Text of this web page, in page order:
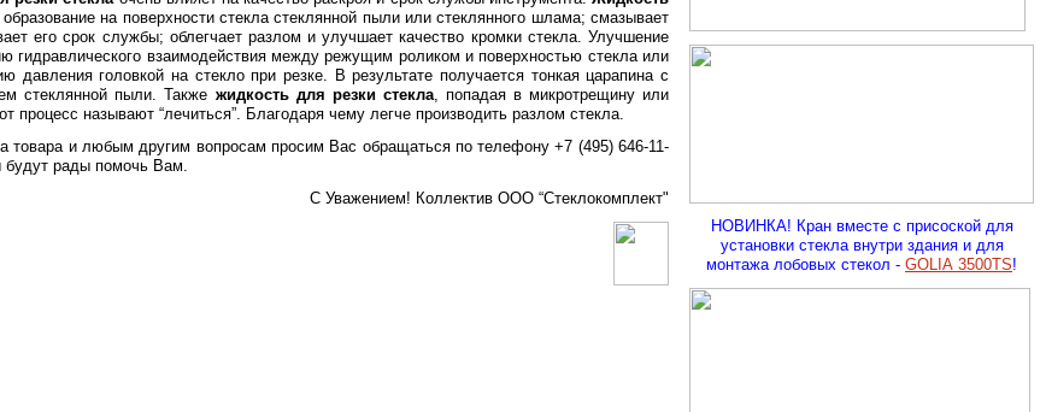
на поверхности стекла стеклянной пыли или стеклянного шлама; смазывает
его срок службы; облегчает разлом и улучшает качество кромки стекла. Улучшение
гидравлического взаимодействия между режущим роликом и поверхностью стекла или
давления головкой на стекло при резке. В результате получается тонкая царапина с
стеклянной пыли. Также жидкость для резки стекла, попадая в микротрещину или
процесс называют “лечиться”. Благодаря чему легче производить разлом стекла.
товара и любым другим вопросам просим Вас обращаться по телефону +7 (495) 646-11-
рады помочь Вам.
C Уважением! Коллектив ООО “Стеклокомплект"
НОВИНКА! Кран вместе с присоской для
установки стекла внутри здания и для
монтажа лобовых стекол - GOLIA 3500TS!